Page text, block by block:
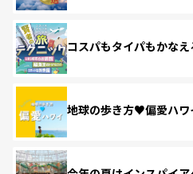
コスパもタイパもかな
地球の歩き方♥偏愛ハワ